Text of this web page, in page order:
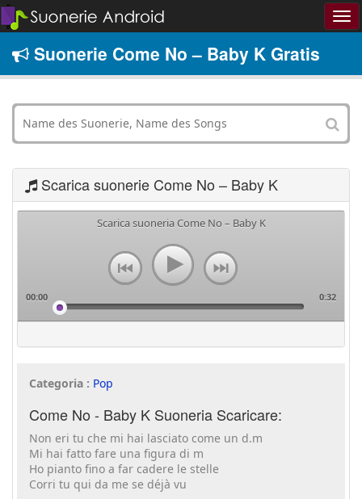
Suonerie Come No – Baby K Gratis
Scarica suonerie Come No – Baby K
Scarica suoneria Come No – Baby K
00:00 0:32
Categoria : Pop
Come No - Baby K Suoneria Scaricare:
Non eri tu che mi hai lasciato come un d.m
Mi hai fatto fare una figura di m
Ho pianto fino a far cadere le stelle
Corri tu qui da me se déjà vu